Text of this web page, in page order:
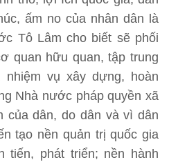
ấm no của nhân dân là
Tô Lâm cho biết sẽ phối
quan hữu quan, tập trung
vụ xây dựng, hoàn
Nhà nước pháp quyền xã
của dân, do dân và vì dân
tạo nền quản trị quốc gia
tiến, phát triển; nền hành